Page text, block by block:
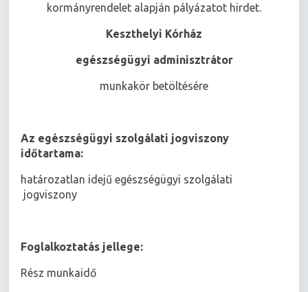
kormányrendelet alapján pályázatot hirdet.
Keszthelyi Kórház
egészségügyi adminisztrátor
munkakör betöltésére
Az egészségügyi szolgálati jogviszony
időtartama:
határozatlan idejű egészségügyi szolgálati
jogviszony
Foglalkoztatás jellege:
Rész munkaidő